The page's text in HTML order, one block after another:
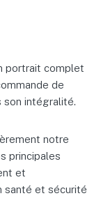
portrait complet
de
son intégralité.
notre
principales
et
santé et sécurité